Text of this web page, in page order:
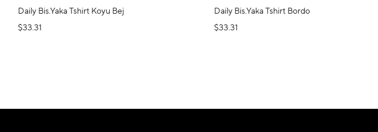
Daily Bis.Yaka Tshirt Koyu Bej
$33.31
Daily Bis.Yaka Tshirt Bordo
$33.31